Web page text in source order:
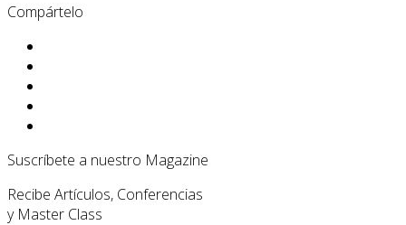
Compártelo
Suscríbete a nuestro Magazine
Recibe Artículos, Conferencias
y Master Class